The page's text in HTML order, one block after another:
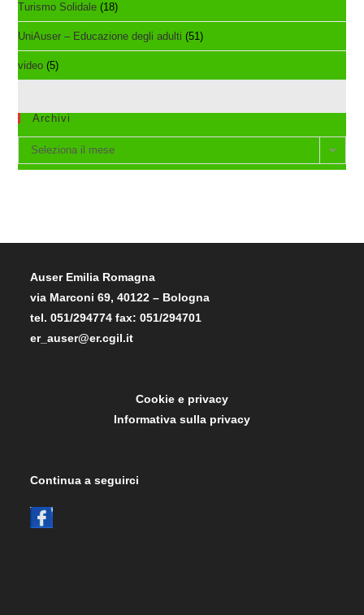
Turismo Solidale (18)
UniAuser – Educazione degli adulti (51)
video (5)
Archivi
Archivi
Seleziona il mese
Auser Emilia Romagna
via Marconi 69, 40122 – Bologna
tel. 051/294774 fax: 051/294701
er_auser@er.cgil.it
Cookie e privacy
Informativa sulla privacy
Continua a seguirci